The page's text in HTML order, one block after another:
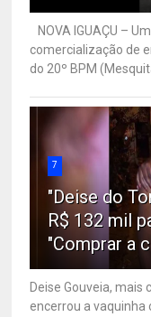
NOVA IGUAÇU –
comercialização de
do 20º BPM
7
"Deise do
R$ 132 mil
"Comprar a
Deise Gouveia, mais
encerrou a vaquinha